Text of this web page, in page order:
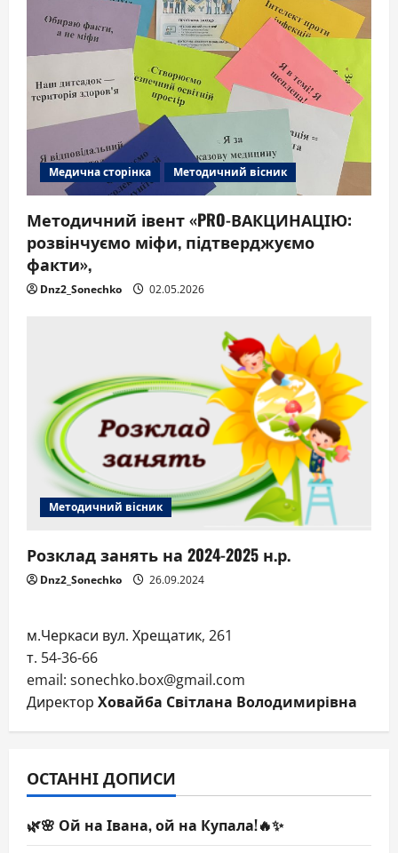
Медична сторінка Методичний вісник
Методичний івент «PRO-ВАКЦИНАЦІЮ:
розвінчуємо міфи, підтверджуємо
факти»,
Dnz2_Sonechko 02.05.2026
Методичний вісник
Розклад занять на 2024-2025 н.р.
Dnz2_Sonechko 26.09.2024
м.Черкаси вул. Хрещатик, 261
т. 54-36-66
email: sonechko.box@gmail.com
Директор Ховайба Світлана Володимирівна
ОСТАННІ ДОПИСИ
🌿🌸 Ой на Івана, ой на Купала!🔥✨